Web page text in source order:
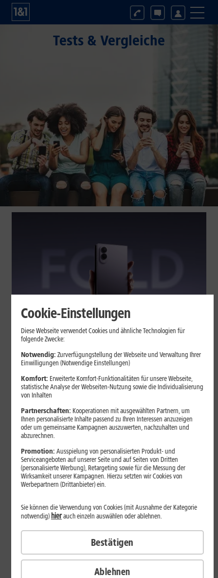
Tests & Vergleiche
Tests & Vergleiche
Galaxy Z Fold7 oder Fold8: Was
sich beim neuen Foldable geändert
Kompakteres Format, neuer Chip, größerer Akku: Das Galaxy Z
Fold8 setzt andere Schwerpunkte als sein Vorgänger. Wir
zeigen, was Samsung verändert hat, welche Neuerungen im
Alltag zählen und wo das Fold7 Vorteile behält.
Mehr erfahren
Cookie-Einstellungen
Diese Webseite verwendet Cookies und ähnliche Technologien für
folgende Zwecke:
Notwendig: Zurverfügungstellung der Webseite und Verwaltung Ihrer
Einwilligungen (Notwendige Einstellungen)
Komfort: Erweiterte Komfort-Funktionalitäten für unsere Webseite,
statistische Analyse der Webseiten-Nutzung sowie die Individualisierung
von Inhalten
Partnerschaften: Kooperationen mit ausgewählten Partnern, um
Ihnen personalisierte Inhalte passend zu Ihren Interessen anzuzeigen
oder um gemeinsame Kampagnen auszuwerten, nachzuhalten und
abzurechnen.
Promotion: Ausspielung von personalisierten Produkt- und
Serviceangeboten auf unserer Seite und auf Seiten von Dritten
(personalisierte Werbung), Retargeting sowie für die Messung der
Wirksamkeit unserer Kampagnen. Hierzu setzten wir Cookies von
Werbepartnern (Drittanbieter) ein.
Ablehnen
Sie können die Verwendung von Cookies (mit Ausnahme der Kategorie
notwendig) hierauch einzeln auswählen oder ablehnen.
Bestätigen